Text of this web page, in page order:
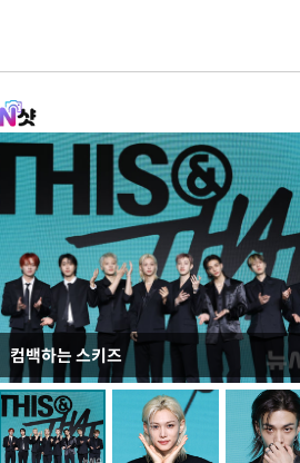
컴백하는 스키즈
지석천 뒤덮은 개구리밥